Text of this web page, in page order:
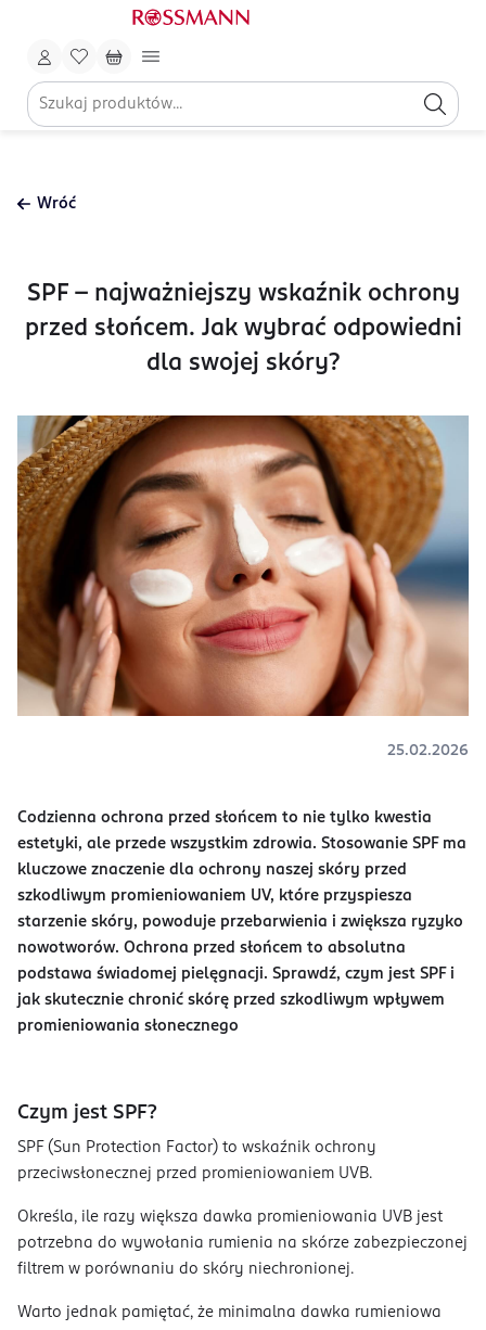
Wróć
SPF – najważniejszy wskaźnik ochrony
przed słońcem. Jak wybrać odpowiedni
dla swojej skóry?
25.02.2026
Codzienna ochrona przed słońcem to nie tylko kwestia
estetyki, ale przede wszystkim zdrowia. Stosowanie SPF ma
kluczowe znaczenie dla ochrony naszej skóry przed
szkodliwym promieniowaniem UV, które przyspiesza
starzenie skóry, powoduje przebarwienia i zwiększa ryzyko
nowotworów. Ochrona przed słońcem to absolutna
podstawa świadomej pielęgnacji. Sprawdź, czym jest SPF i
jak skutecznie chronić skórę przed szkodliwym wpływem
promieniowania słonecznego
Czym jest SPF?
SPF (Sun Protection Factor) to wskaźnik ochrony
przeciwsłonecznej przed promieniowaniem UVB.
Określa, ile razy większa dawka promieniowania UVB jest
potrzebna do wywołania rumienia na skórze zabezpieczonej
filtrem w porównaniu do skóry niechronionej.
Warto jednak pamiętać, że minimalna dawka rumieniowa